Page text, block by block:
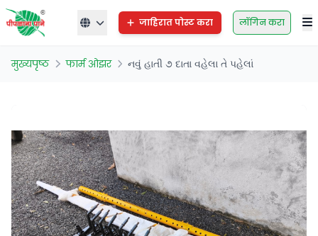
जाहिरात पोस्ट करा लॉगिन करा
मुख्यपृष्ठ फार्म ओझर નવું હાતી ૭ દાતા વહેલા તે પહેલાં